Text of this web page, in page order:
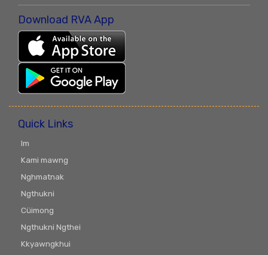
Download RVA App
Quick Links
Im
Kami mawng
Nghmatnak
Ngthukni
Cüimong
Ngthukni Ngthei
Kkyawngkhui